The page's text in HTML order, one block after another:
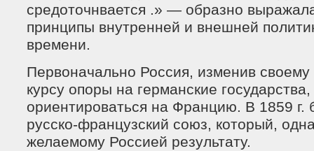
средоточнвается .» — образно
принципы внутренней и внешней
времени.
Первоначально Россия, изменив
курсу опоры на германские
ориентироваться на Францию. В 1859 г.
русско-французский союз, который,
желаемому Россией результату.